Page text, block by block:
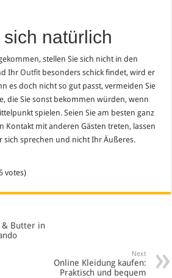
natürlich
stellen Sie sich nicht in den
IhrOutfit besonders schick findet, wird er
es doch nicht so gut passt, vermeiden Sie
die Sie sonst bekommen würden, wenn
spielen. Seien Sie am besten ganz
Kontakt mit anderen Gästen treten, lassen
sich sprechen und nicht Ihr Äußeres.
votes)
& Butter in
Next
Online Kleidung kaufen:
Praktisch und bequem